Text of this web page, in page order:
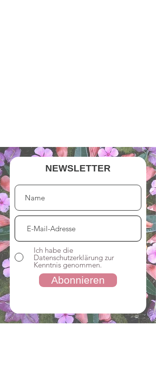
NEWSLETTER
Ich habe die
Datenschutzerklärung zur
Kenntnis genommen.
Abonnieren